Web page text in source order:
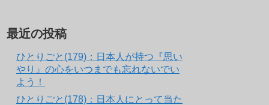
最近の投稿
ひとりごと(179)：日本人が持つ『思い
やり』の心をいつまでも忘れないでい
よう！
ひとりごと(178)：日本人にとって当た